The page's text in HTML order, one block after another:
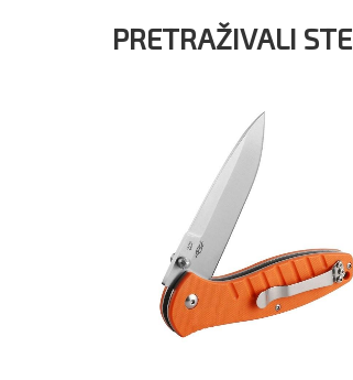
PRETRAŽIVALI STE